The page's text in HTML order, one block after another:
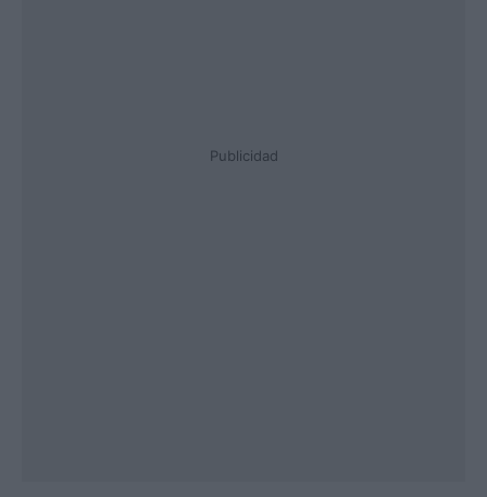
Publicidad